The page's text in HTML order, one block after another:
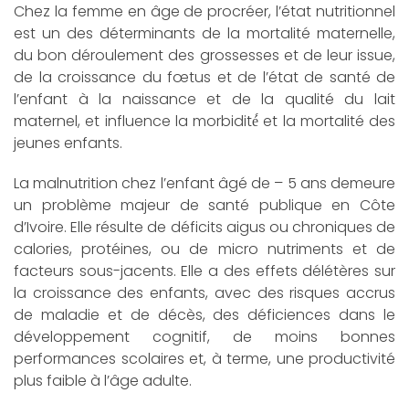
Chez la femme en âge de procréer, l’état nutritionnel
est un des déterminants de la mortalité maternelle,
du bon déroulement des grossesses et de leur issue,
de la croissance du fœtus et de l’état de santé de
l’enfant à la naissance et de la qualité du lait
maternel, et influence la morbidité́ et la mortalité des
jeunes enfants.
La malnutrition chez l’enfant âgé de – 5 ans demeure
un problème majeur de santé publique en Côte
d’Ivoire. Elle résulte de déficits aigus ou chroniques de
calories, protéines, ou de micro nutriments et de
facteurs sous-jacents. Elle a des effets délétères sur
la croissance des enfants, avec des risques accrus
de maladie et de décès, des déficiences dans le
développement cognitif, de moins bonnes
performances scolaires et, à terme, une productivité
plus faible à l’âge adulte.